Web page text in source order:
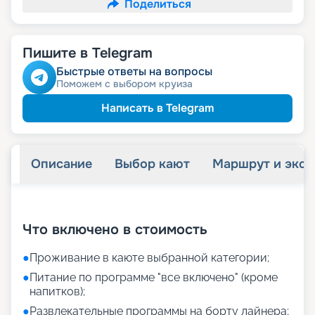
Поделиться
Пишите в Telegram
Быстрые ответы на вопросы
Поможем с выбором круиза
Написать в Telegram
Описание Выбор кают Маршрут и
Что включено в стоимость
●Проживание в каюте выбранной категории;
●Питание по программе "все включено" (кроме
напитков);
●Развлекательные программы на борту лайнера;